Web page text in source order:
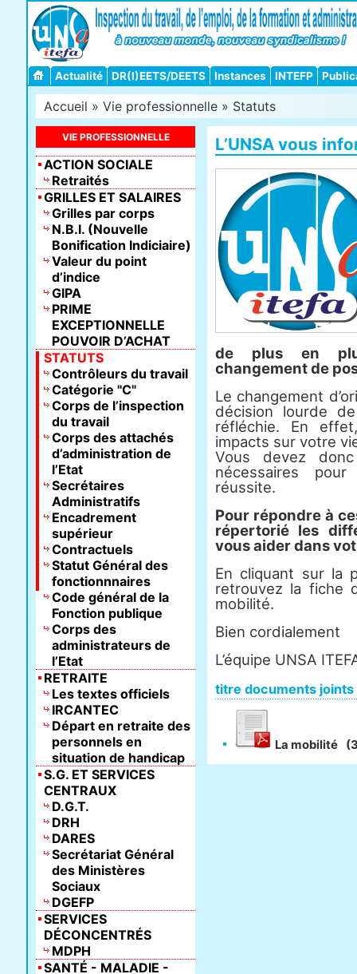
Actualité DR(I)EETS/DEETS Instances INTEFP
Accueil » Vie professionnelle » Statuts
L’UNSA vous
de plus en
changement de
Le changement
décision lourde
réfléchie. En
impacts sur votre
Vous devez
nécessaires
réussite.
Pour répondre à
répertorié les
vous aider dans
En cliquant sur la
retrouvez la fiche
mobilité.
Bien cordialement
L’équipe UNSA
titre documents joints
La mobilité
VIE PROFESSIONNELLE
ACTION SOCIALE
Retraités
GRILLES ET SALAIRES
Grilles par corps
N.B.I. (Nouvelle
Bonification Indiciaire)
Valeur du point
d’indice
GIPA
PRIME
EXCEPTIONNELLE
POUVOIR D’ACHAT
STATUTS
Contrôleurs du travail
Catégorie "C"
Corps de l’inspection
du travail
Corps des attachés
d’administration de
l’Etat
Secrétaires
Administratifs
Encadrement
supérieur
Contractuels
Statut Général des
fonctionnnaires
Code général de la
Fonction publique
Corps des
administrateurs de
l’Etat
RETRAITE
Les textes officiels
IRCANTEC
Départ en retraite des
personnels en
situation de handicap
S.G. ET SERVICES
CENTRAUX
D.G.T.
DRH
DARES
Secrétariat Général
des Ministères
Sociaux
DGEFP
SERVICES
DÉCONCENTRÉS
MDPH
SANTÉ - MALADIE -